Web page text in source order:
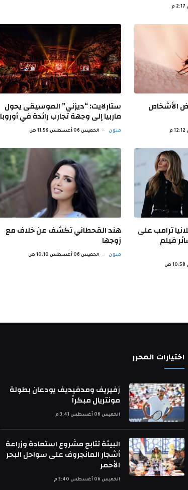
الأشخاص ستارلايت: “ديزني” الموسيقى يحول
ماربيا إلى وجهة تجارب رائدة في أوروبا
فنون الخميس 06 أغسطس 11:59 ص
ترامب على
فيلم
هند القحطاني تكشف عن خلاف مع
زوجها
فنون الخميس 06 أغسطس 10:10 ص
اختيارات المحرر
زفيريف ومدفيديف يودعان بطولة
مونتريال مبكراً
الخميس 06 أغسطس 3:41 م
البيئة تتابع مشروع استعادة وزراعة
أشجار المانجروف على سواحل البحر
الأحمر
الخميس 06 أغسطس 3:40 م